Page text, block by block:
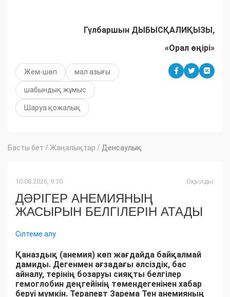
Гүлбаршын ДЫБЫСҚАЛИҚЫЗЫ,
«Орал өңірі»
Жем-шөп мал азығы
шабындық жұмыс
Шаруа қожалық
Басты бет / Жаңалықтар / Денсаулық
10.08.2026, 9:30 Оқылды:
ДӘРІГЕР АНЕМИЯНЫҢ
ЖАСЫРЫН БЕЛГІЛЕРІН АТАДЫ
Сілтеме алу
Қаназдық (анемия) көп жағдайда байқалмай
дамиды. Дегенмен ағзадағы әлсіздік, бас
айналу, терінің бозаруы сияқты белгілер
гемоглобин деңгейінің төмендегенінен хабар
беруі мүмкін. Терапевт Зарема Тен анемияның